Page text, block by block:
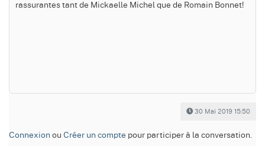
rassurantes tant de Mickaelle Michel que de Romain Bonnet!
30 Mai 2019 15:50
Connexion ou Créer un compte pour participer à la conversation.